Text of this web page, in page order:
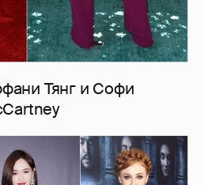
Тянг и Софи